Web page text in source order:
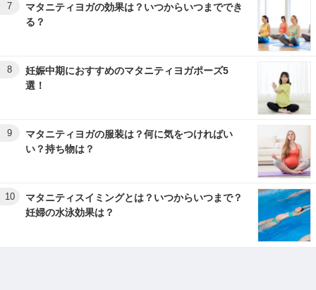
7
マタニティヨガの効果は？いつからいつまででき
る？
8
妊娠中期におすすめのマタニティヨガポーズ5
選！
9
マタニティヨガの服装は？何に気をつければい
い？持ち物は？
10
マタニティスイミングとは？いつからいつまで？
妊婦の水泳効果は？